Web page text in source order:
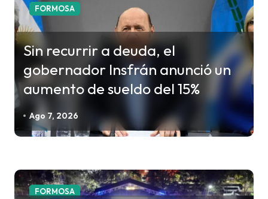
c
i
ó
d
e
n
r
a
FORMOSA
Sin recurrir a deuda, el
gobernador Insfrán anunció un
aumento de sueldo del 15%
Ago 7, 2026
FORMOSA